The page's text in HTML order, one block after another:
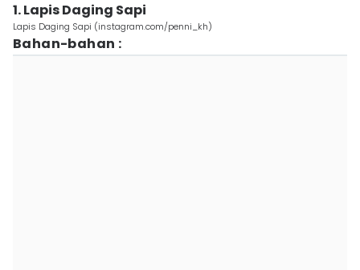
1. Lapis Daging Sapi
Lapis Daging Sapi (instagram.com/penni_kh)
Bahan-bahan :